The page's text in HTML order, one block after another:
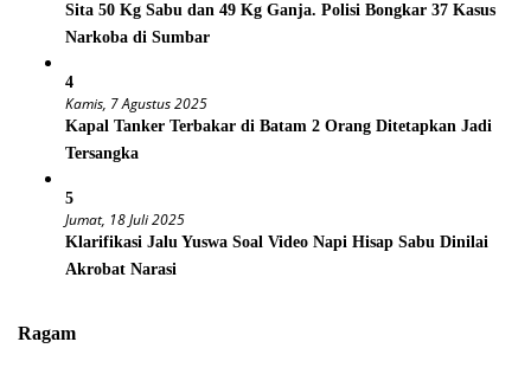
Sita 50 Kg Sabu dan 49 Kg Ganja. Polisi Bongkar 37 Kasus
Narkoba di Sumbar
4
Kamis, 7 Agustus 2025
Kapal Tanker Terbakar di Batam 2 Orang Ditetapkan Jadi
Tersangka
5
Jumat, 18 Juli 2025
Klarifikasi Jalu Yuswa Soal Video Napi Hisap Sabu Dinilai
Akrobat Narasi
Ragam